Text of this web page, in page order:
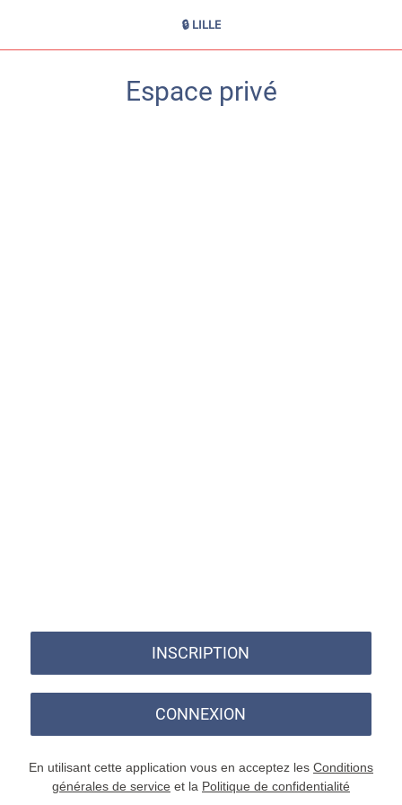
🔒 LILLE
Espace privé
INSCRIPTION
CONNEXION
En utilisant cette application vous en acceptez les Conditions
générales de service et la Politique de confidentialité